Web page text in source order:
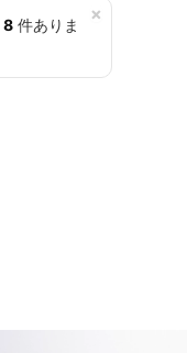
×
8 件ありま